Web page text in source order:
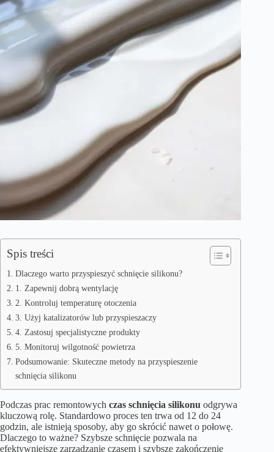
Spis treści
Dlaczego warto przyspieszyć schnięcie silikonu?
1. Zapewnij dobrą wentylację
2. Kontroluj temperaturę otoczenia
3. Użyj katalizatorów lub przyspieszaczy
4. Zastosuj specjalistyczne produkty
5. Monitoruj wilgotność powietrza
Podsumowanie: Skuteczne metody na przyspieszenie
schnięcia silikonu
Podczas prac remontowych czas schnięcia silikonu odgrywa
kluczową rolę. Standardowo proces ten trwa od 12 do 24
godzin, ale istnieją sposoby, aby go skrócić nawet o połowę.
Dlaczego to ważne? Szybsze schnięcie pozwala na
efektywniejsze zarządzanie czasem i szybsze zakończenie